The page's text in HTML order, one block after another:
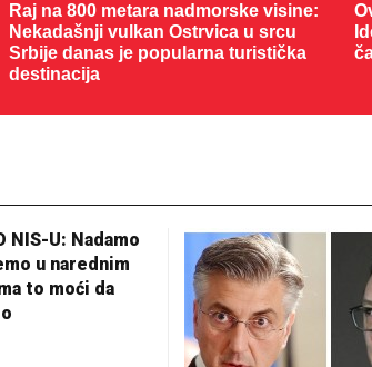
Raj na 800 metara nadmorske visine:
Nekadašnji vulkan Ostrvica u srcu
Srbije danas je popularna turistička
destinacija
NIS-U: Nadamo
u narednim
to moći da